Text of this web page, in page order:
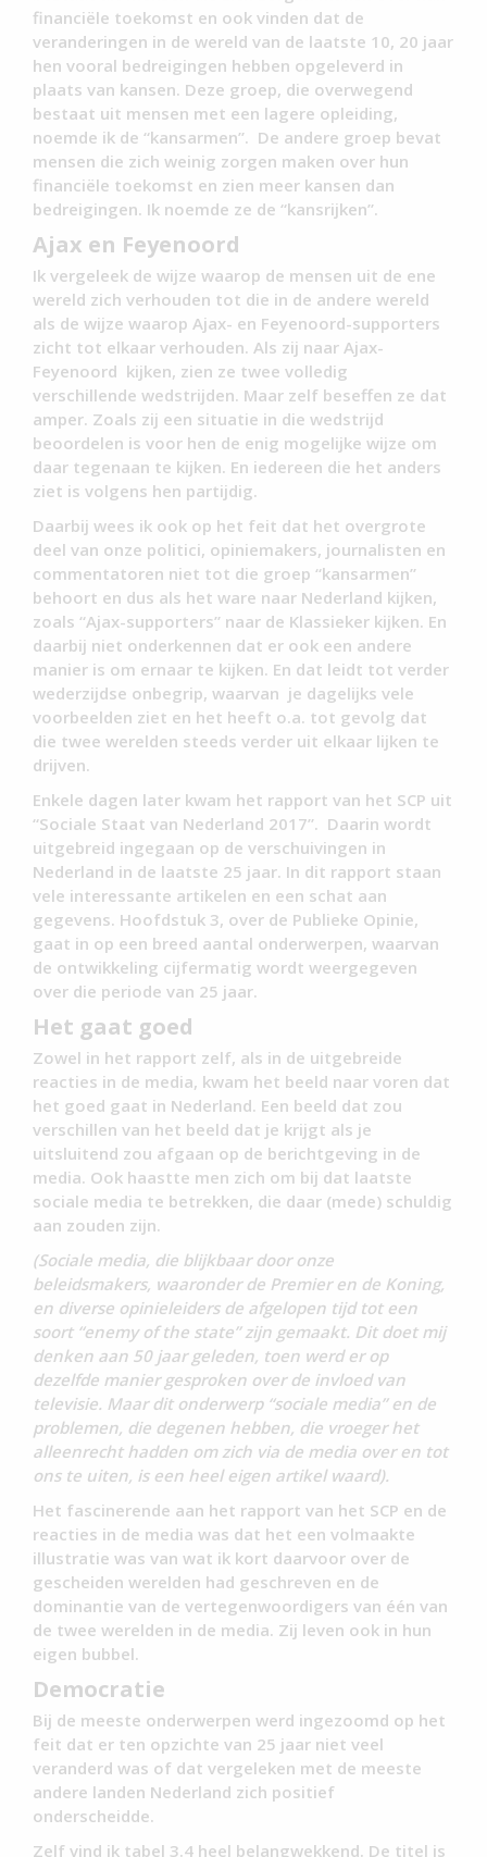
financiële toekomst en ook vinden dat de
veranderingen in de wereld van de laatste 10, 20 jaar
hen vooral bedreigingen hebben opgeleverd in
plaats van kansen. Deze groep, die overwegend
bestaat uit mensen met een lagere opleiding,
noemde ik de “kansarmen”. De andere groep bevat
mensen die zich weinig zorgen maken over hun
financiële toekomst en zien meer kansen dan
bedreigingen. Ik noemde ze de “kansrijken”.
Ajax en Feyenoord
Ik vergeleek de wijze waarop de mensen uit de ene
wereld zich verhouden tot die in de andere wereld
als de wijze waarop Ajax- en Feyenoord-supporters
zicht tot elkaar verhouden. Als zij naar Ajax-
Feyenoord kijken, zien ze twee volledig
verschillende wedstrijden. Maar zelf beseffen ze dat
amper. Zoals zij een situatie in die wedstrijd
beoordelen is voor hen de enig mogelijke wijze om
daar tegenaan te kijken. En iedereen die het anders
ziet is volgens hen partijdig.
Daarbij wees ik ook op het feit dat het overgrote
deel van onze politici, opiniemakers, journalisten en
commentatoren niet tot die groep “kansarmen”
behoort en dus als het ware naar Nederland kijken,
zoals “Ajax-supporters” naar de Klassieker kijken. En
daarbij niet onderkennen dat er ook een andere
manier is om ernaar te kijken. En dat leidt tot verder
wederzijdse onbegrip, waarvan je dagelijks vele
voorbeelden ziet en het heeft o.a. tot gevolg dat
die twee werelden steeds verder uit elkaar lijken te
drijven.
Enkele dagen later kwam het rapport van het SCP uit
“Sociale Staat van Nederland 2017”. Daarin wordt
uitgebreid ingegaan op de verschuivingen in
Nederland in de laatste 25 jaar. In dit rapport staan
vele interessante artikelen en een schat aan
gegevens. Hoofdstuk 3, over de Publieke Opinie,
gaat in op een breed aantal onderwerpen, waarvan
de ontwikkeling cijfermatig wordt weergegeven
over die periode van 25 jaar.
Het gaat goed
Zowel in het rapport zelf, als in de uitgebreide
reacties in de media, kwam het beeld naar voren dat
het goed gaat in Nederland. Een beeld dat zou
verschillen van het beeld dat je krijgt als je
uitsluitend zou afgaan op de berichtgeving in de
media. Ook haastte men zich om bij dat laatste
sociale media te betrekken, die daar (mede) schuldig
aan zouden zijn.
(Sociale media, die blijkbaar door onze
beleidsmakers, waaronder de Premier en de Koning,
en diverse opinieleiders de afgelopen tijd tot een
soort “enemy of the state” zijn gemaakt. Dit doet mij
denken aan 50 jaar geleden, toen werd er op
dezelfde manier gesproken over de invloed van
televisie. Maar dit onderwerp “sociale media” en de
problemen, die degenen hebben, die vroeger het
alleenrecht hadden om zich via de media over en tot
ons te uiten, is een heel eigen artikel waard).
Het fascinerende aan het rapport van het SCP en de
reacties in de media was dat het een volmaakte
illustratie was van wat ik kort daarvoor over de
gescheiden werelden had geschreven en de
dominantie van de vertegenwoordigers van één van
de twee werelden in de media. Zij leven ook in hun
eigen bubbel.
Democratie
Bij de meeste onderwerpen werd ingezoomd op het
feit dat er ten opzichte van 25 jaar niet veel
veranderd was of dat vergeleken met de meeste
andere landen Nederland zich positief
onderscheidde.
Zelf vind ik tabel 3.4 heel belangwekkend. De titel is